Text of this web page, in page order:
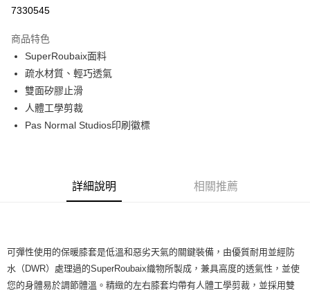
運送方式
全家店到店
每筆NT$80，滿NT$10,000(含以上)免運費
付款後全家取貨
每筆NT$80，滿NT$10,000(含以上)免運費
宅配
每筆NT$130，滿NT$10,000(含以上)免運費
7330545
商品特色
SuperRoubaix面料
疏水材質、輕巧透氣
雙面矽膠止滑
人體工學剪裁
Pas Normal Studios印刷徽標
詳細說明 相關推薦
可彈性使用的保暖膝套是低溫和惡劣天氣的關鍵裝備，由優質耐用並經防
水（DWR）處理過的SuperRoubaix織物所製成，兼具高度的透氣性，並使
您的身體易於調節體溫。精緻的左右膝套均帶有人體工學剪裁，並採用雙